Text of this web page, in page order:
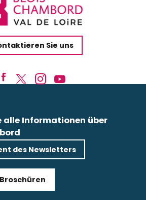
Sie uns
alle Informationen über
des Newsletters